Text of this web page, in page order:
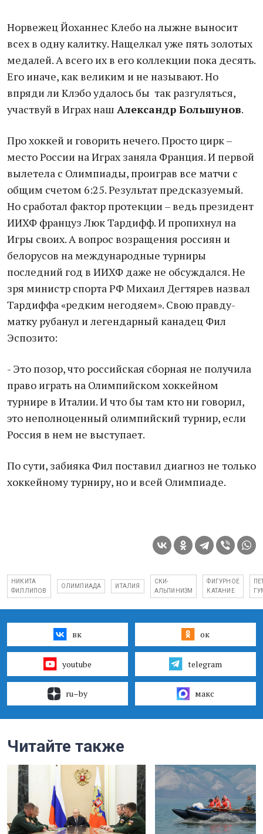
Норвежец Йоханнес Клебо на лыжне выносит
всех в одну калитку. Нащелкал уже пять золотых
медалей. А всего их в его коллекции пока десять.
Его иначе, как великим и не называют. Но
впряди ли Клэбо удалось бы так разгуляться,
участвуй в Играх наш Александр Большунов.
Про хоккей и говорить нечего. Просто цирк –
место России на Играх заняла Франция. И первой
вылетела с Олимпиады, проиграв все матчи с
общим счетом 6:25. Результат предсказуемый.
Но сработал фактор протекции – ведь президент
ИИХФ француз Люк Тардифф. И пропихнул на
Игры своих. А вопрос возращения россиян и
белорусов на международные турниры
последний год в ИИХФ даже не обсуждался. Не
зря министр спорта РФ Михаил Дегтярев назвал
Тардиффа «редким негодяем». Свою правду-
матку рубанул и легендарный канадец Фил
Эспозито:
- Это позор, что российская сборная не получила
право играть на Олимпийском хоккейном
турнире в Италии. И что бы там кто ни говорил,
это неполноценный олимпийский турнир, если
Россия в нем не выступает.
По сути, забияка Фил поставил диагноз не только
хоккейному турниру, но и всей Олимпиаде.
НИКИТА
ФИЛЛИПОВ
ОЛИМПИАДА ИТАЛИЯ
СКИ-
АЛЬПИНИЗМ
ФИГУРНОЕ
КАТАНИЕ
вк ок
youtube telegram
ru–by макс
Читайте также